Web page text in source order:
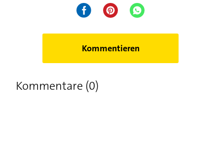
Kommentieren
Kommentare (0)